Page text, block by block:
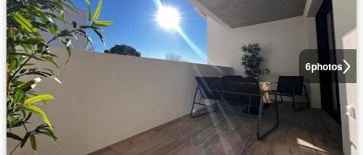
6photos